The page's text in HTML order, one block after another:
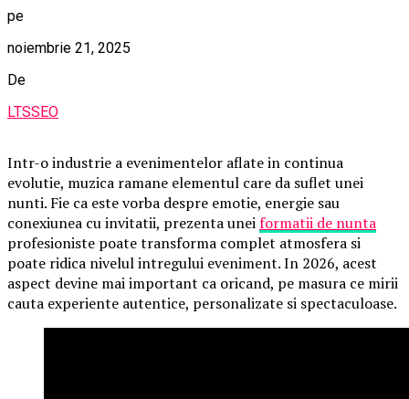
pe
noiembrie 21, 2025
De
LTSSEO
Intr-o industrie a evenimentelor aflate in continua
evolutie, muzica ramane elementul care da suflet unei
nunti. Fie ca este vorba despre emotie, energie sau
conexiunea cu invitatii, prezenta uneiformatii de nunta
profesioniste poate transforma complet atmosfera si
poate ridica nivelul intregului eveniment. In 2026, acest
aspect devine mai important ca oricand, pe masura ce mirii
cauta experiente autentice, personalizate si spectaculoase.